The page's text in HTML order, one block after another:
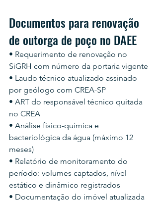
Documentos para renovação
de outorga de poço no DAEE
• Requerimento de renovação no
SiGRH com número da portaria vigente
• Laudo técnico atualizado assinado
por geólogo com CREA-SP
• ART do responsável técnico quitada
no CREA
• Análise físico-química e
bacteriológica da água (máximo 12
meses)
• Relatório de monitoramento do
período: volumes captados, nível
estático e dinâmico registrados
• Documentação do imóvel atualizada